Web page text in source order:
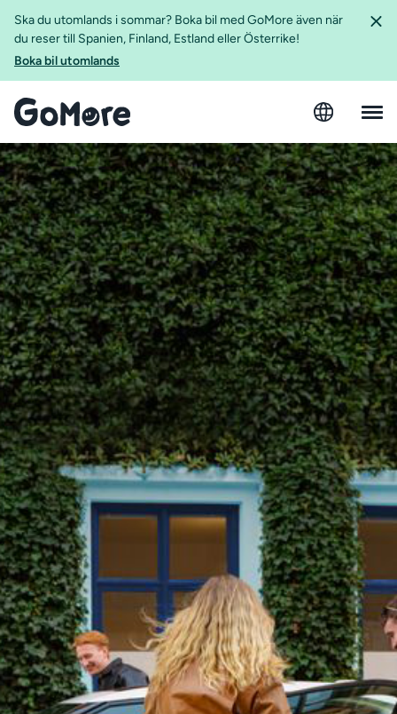
Ska du utomlands i sommar? Boka bil med GoMore även när
du reser till Spanien, Finland, Estland eller Österrike!
Boka bil utomlands